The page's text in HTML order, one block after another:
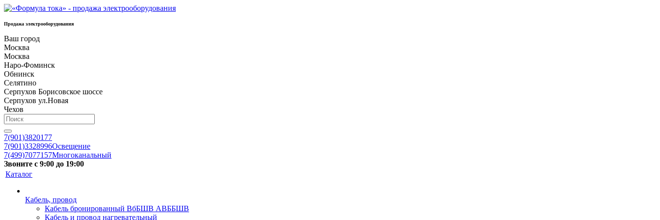
Продажа электрооборудования
Ваш город
Москва
Москва
Наро-Фоминск
Обнинск
Селятино
Серпухов Борисовское шоссе
Серпухов ул.Новая
Чехов
7(901)3820177
7(901)3328996Освещение
7(499)7077157Многоканальный
Звоните с 9:00 до 19:00
Каталог
Кабель, провод
Кабель бронированный ВбБШВ АВББШВ
Кабель и провод нагревательный